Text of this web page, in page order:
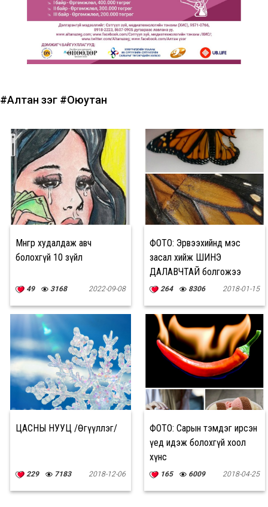
#Алтан үзэг #Оюутан
Мөнгөөр худалдаж авч
болохгүй 10 зүйл
49 3168 2022-09-08
ФОТО: Эрвээхийнд мэс
засал хийж ШИНЭ
ДАЛАВЧТАЙ болгожээ
264 8306 2018-01-15
ЦАСНЫ НУУЦ /Өгүүллэг/
229 7183 2018-12-06
ФОТО: Сарын тэмдэг ирсэн
үед идэж болохгүй хоол
хүнс
165 6009 2018-04-25